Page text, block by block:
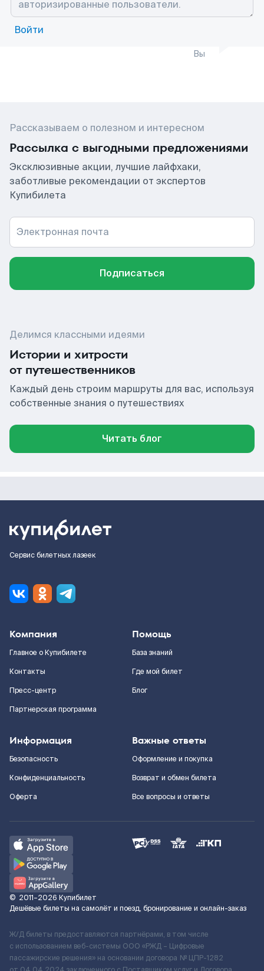
Войти
Вы
Рассказываем о полезном и интересном
Рассылка с выгодными предложениями
Эксклюзивные акции, лучшие лайфхаки,
заботливые рекомендации от экспертов
Купибилета
Электронная почта
Подписаться
Делимся классными идеями
Истории и хитрости
от путешественников
Каждый день строим маршруты для вас, используя
собственные знания о путешествиях
Читать блог
Сервис билетных лазеек
Компания
Главное о Купибилете
Контакты
Пресс-центр
Партнерская программа
Помощь
База знаний
Где мой билет
Блог
Информация
Безопасность
Конфиденциальность
Оферта
Важные ответы
Оформление и покупка
Возврат и обмен билета
Все вопросы и ответы
© 2011–2026 Купибилет
Дешёвые билеты на самолёт и поезд, бронирование и онлайн-заказ
Ж/Д билеты предоставляются партнёрами, в том числе
с использованием веб-системы ООО «РЖД – Цифровые
пассажирские решения» на основании договора № ЦПР-1282